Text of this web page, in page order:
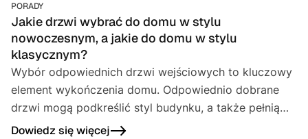
PORADY
Jakie drzwi wybrać do domu w stylu
nowoczesnym, a jakie do domu w stylu
klasycznym?
Wybór odpowiednich drzwi wejściowych to kluczowy
element wykończenia domu. Odpowiednio dobrane
drzwi mogą podkreślić styl budynku, a także pełnią
ważne funkcje praktyczne – zapewniają
Dowiedz się więcej